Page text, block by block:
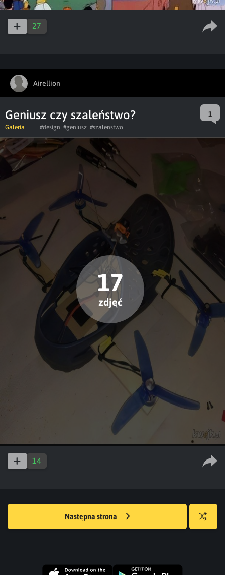
27
Airellion
Geniusz czy szaleństwo? 1
Galeria #design #geniusz #szalenstwo
17
zdjęć
14
Następna strona